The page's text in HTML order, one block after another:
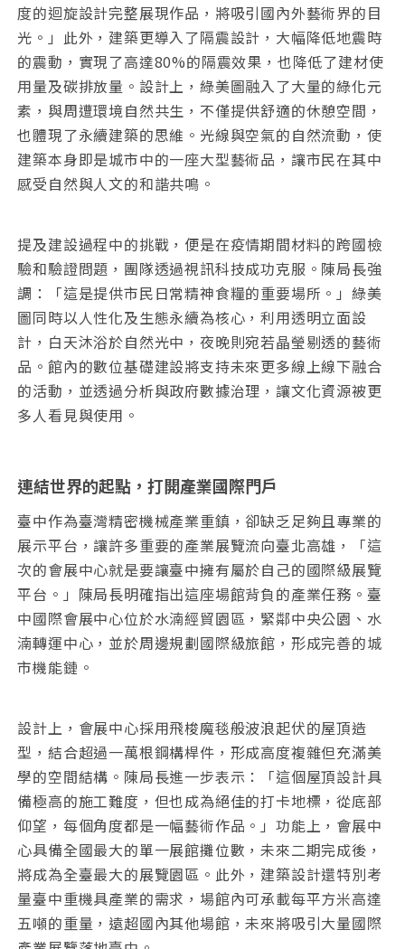
度的迴旋設計完整展現作品，將吸引國內外藝術界的目
光。」此外，建築更導入了隔震設計，大幅降低地震時
的震動，實現了高達80%的隔震效果，也降低了建材使
用量及碳排放量。設計上，綠美圖融入了大量的綠化元
素，與周遭環境自然共生，不僅提供舒適的休憩空間，
也體現了永續建築的思維。光線與空氣的自然流動，使
建築本身即是城市中的一座大型藝術品，讓市民在其中
感受自然與人文的和諧共鳴。
提及建設過程中的挑戰，便是在疫情期間材料的跨國檢
驗和驗證問題，團隊透過視訊科技成功克服。陳局長強
調：「這是提供市民日常精神食糧的重要場所。」綠美
圖同時以人性化及生態永續為核心，利用透明立面設
計，白天沐浴於自然光中，夜晚則宛若晶瑩剔透的藝術
品。館內的數位基礎建設將支持未來更多線上線下融合
的活動，並透過分析與政府數據治理，讓文化資源被更
多人看見與使用。
連結世界的起點，打開產業國際門戶
臺中作為臺灣精密機械產業重鎮，卻缺乏足夠且專業的
展示平台，讓許多重要的產業展覽流向臺北高雄，「這
次的會展中心就是要讓臺中擁有屬於自己的國際級展覽
平台。」陳局長明確指出這座場館背負的產業任務。臺
中國際會展中心位於水湳經貿園區，緊鄰中央公園、水
湳轉運中心，並於周邊規劃國際級旅館，形成完善的城
市機能鏈。
設計上，會展中心採用飛梭魔毯般波浪起伏的屋頂造
型，結合超過一萬根鋼構桿件，形成高度複雜但充滿美
學的空間結構。陳局長進一步表示：「這個屋頂設計具
備極高的施工難度，但也成為絕佳的打卡地標，從底部
仰望，每個角度都是一幅藝術作品。」功能上，會展中
心具備全國最大的單一展館攤位數，未來二期完成後，
將成為全臺最大的展覽園區。此外，建築設計還特別考
量臺中重機具產業的需求，場館內可承載每平方米高達
五噸的重量，遠超國內其他場館，未來將吸引大量國際